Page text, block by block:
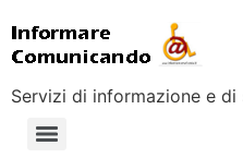
Servizi di informazione e